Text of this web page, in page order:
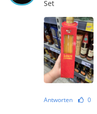
Set
Antworten 0